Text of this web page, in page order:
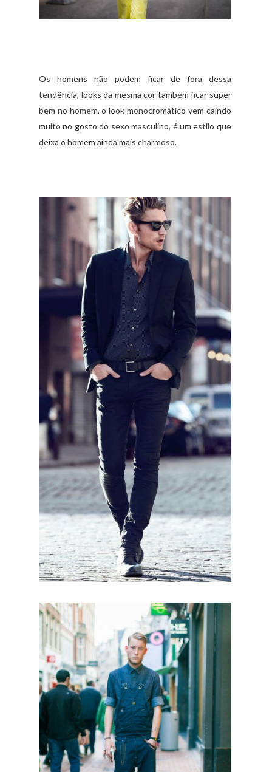
Os homens não podem ficar de fora dessa
tendência, looks da mesma cor também ficar super
bem no homem, o look monocromático vem caindo
muito no gosto do sexo masculino, é um estilo que
deixa o homem ainda mais charmoso.